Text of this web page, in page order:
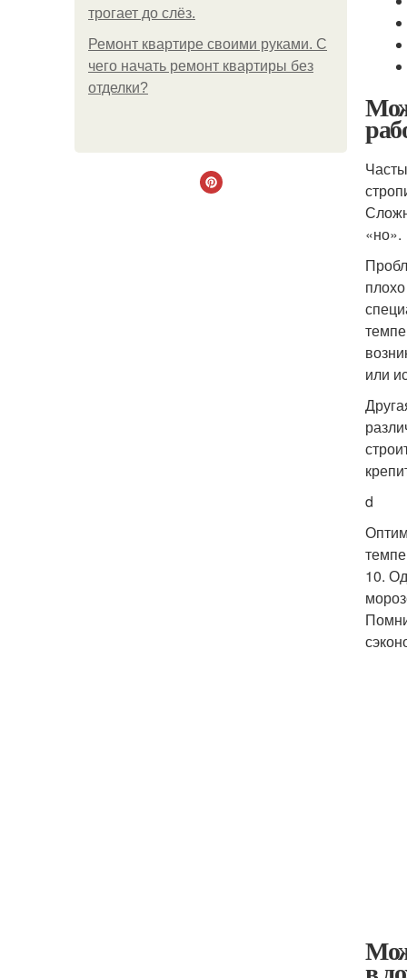
трогает до слёз.
Ремонт квартире своими руками. С
чего начать ремонт квартиры без
отделки?
«но».
или
d
10.